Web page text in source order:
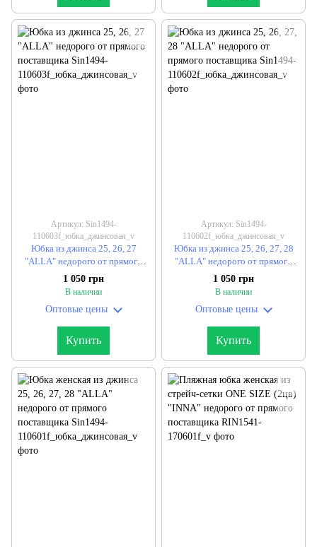
Артикул: Sin1494-
110603f_юбка_джинсовая_v
Юбка из джинса 25, 26, 27
"ALLA" недорого от прямого
поставщика
1 050 грн
В наличии
Оптовые цены
Купить
Артикул: Sin1494-
110602f_юбка_джинсовая_v
Юбка из джинса 25, 26, 27, 28
"ALLA" недорого от прямого
поставщика
1 050 грн
В наличии
Оптовые цены
Купить